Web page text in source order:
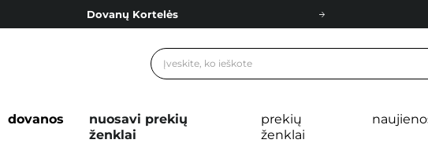
Dovanų Kortelės
Nemokamas pristatymas nuo 40,00 €
dovanos
nuosavi prekių
ženklai
prekių
ženklai